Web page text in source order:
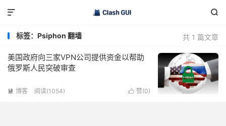


共 1 篇文章
标签：Psiphon 翻墙
美国政府向三家VPN公司提供资金以帮助
俄罗斯人民突破审查
 赞(0)
 博客 阅读(1054)